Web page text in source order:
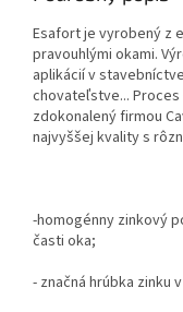
Esafort je vyrobený z
pravouhlými okami.
aplikácií v
chovateľstve...
zdokonalený firmou
najvyššej kvality s
-homogénny zinkový
časti oka;
- značná hrúbka zinku